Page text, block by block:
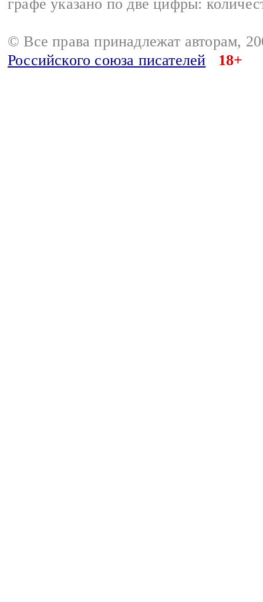
графе указано по две цифры:
© Все права принадлежат авторам,
Российского союза писателей
18+